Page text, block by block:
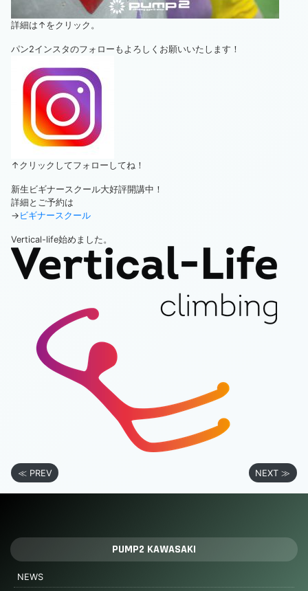
詳細は↑をクリック。
パン2インスタのフォローもよろしくお願いいたします！
↑クリックしてフォローしてね！
新生ビギナースクール大好評開講中！
詳細とご予約は
→ ビギナースクール
Vertical-life始めました。
≪ PREV NEXT ≫
PUMP2 KAWASAKI
NEWS